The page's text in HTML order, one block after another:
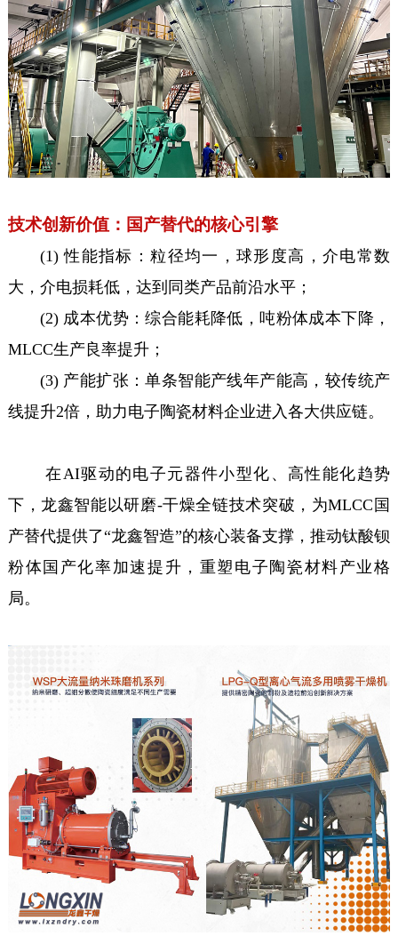
技术创新价值：国产替代的核心引擎
(1) 性能指标：粒径均一，球形度高，介电常数
大，介电损耗低，达到同类产品前沿水平；
(2) 成本优势：综合能耗降低，吨粉体成本下降，
MLCC生产良率提升；
(3) 产能扩张：单条智能产线年产能高，较传统产
线提升2倍，助力电子陶瓷材料企业进入各大供应链。
在AI驱动的电子元器件小型化、高性能化趋势
下，龙鑫智能以研磨-干燥全链技术突破，为MLCC国
产替代提供了“龙鑫智造”的核心装备支撑，推动钛酸钡
粉体国产化率加速提升，重塑电子陶瓷材料产业格
局。